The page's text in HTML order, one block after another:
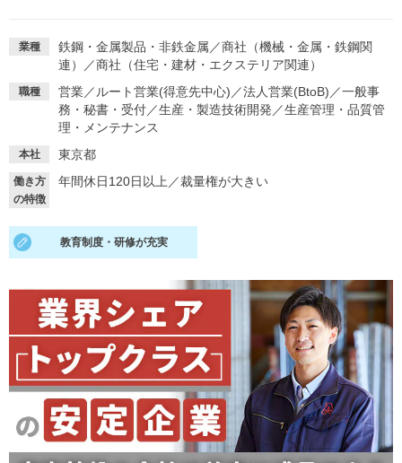
採用情報を探す
説明会を探す
インターンを探す
イベントを探す スカウト お知らせ
就活ノウハウ・サポート
就活ノウハウが満載！
あなたに合う仕事を診断！
就活チャンネル
動画で対策講座をチェック
就活ニュースペーパー
就活時事ニュースを更新
よくある質問
不明点があればこちら
業種 鉄鋼・金属製品・非鉄金属 ／商社（機械・金属・鉄鋼関
連）
／商社（住宅・建材・エクステリア関連）
職種 営業／ ルート営業(得意先中心) ／法人営業(BtoB) ／一般事
務・秘書・受付／生産・製造技術開発 ／生産管理・品質管
理・メンテナンス
本社 東京都
働き方
の特徴
年間休日120日以上 ／裁量権が大きい
教育制度・研修が充実